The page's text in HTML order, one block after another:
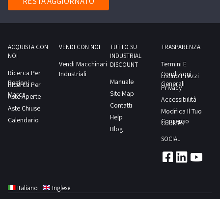
ACQUISTA CON
NOI
Ricerca Per
Regioni
Ricerca Per
Marca
Aste Aperte
Aste Chiuse
Calendario
VENDI CON NOI
Vendi Macchinari
Industriali
TUTTO SU
INDUSTRIAL
DISCOUNT
Manuale
Site Map
Contatti
Help
Blog
TRASPARENZA
Termini E
Condizioni
Generali
Listino Prezzi
Privacy
Accessibilità
Modifica Il Tuo
Consenso
Cookies
SOCIAL
Italiano
Inglese